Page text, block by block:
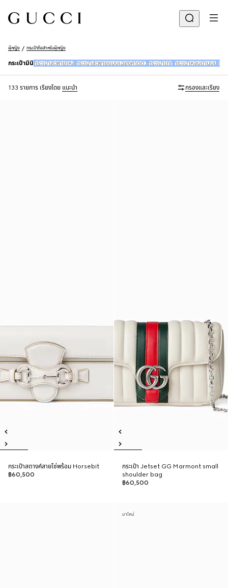
ผู้หญิง กระเป๋าถือสำหรับผู้หญิง
กระเป๋ามินิ กระเป๋าสะพายไหล่ กระเป๋าสะพายแบบเฉียงคาดตัว กระเป๋าโท้ท กระเป๋าหูจับด้านบน แบ็
133 รายการ เรียงโดย แนะนำ กรองและเรียง
กระเป๋าสตางค์สายโซ่พร้อม Horsebit
฿60,500
กระเป๋า Jetset GG Marmont small
shoulder bag
฿60,500
มาใหม่